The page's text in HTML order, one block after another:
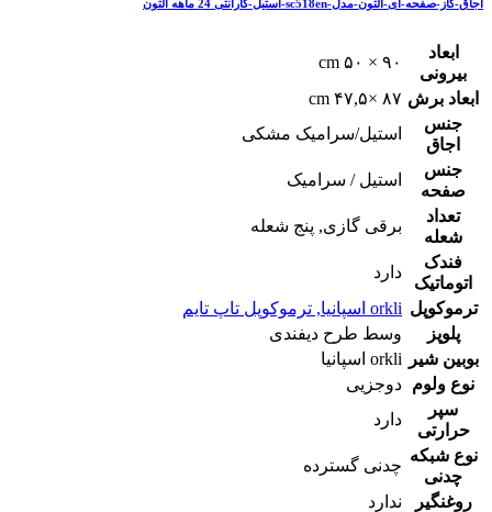
اجاق-گاز-صفحه-ای-آلتون-مدل-sc518en-استیل-گارانتی 24 ماهه آلتون
ابعاد
بیرونی
۹۰ × ۵۰ cm
ابعاد برش ۸۷ ×۴۷,۵ cm
جنس
اجاق
استیل/سرامیک مشکی
جنس
صفحه
استیل / سرامیک
تعداد
شعله
برقی گازی, پنج شعله
فندک
اتوماتیک
دارد
ترموکوپل orkli اسپانیا, ترموکوپل تاپ تایم
پلوپز
وسط طرح دیفندی
بوبین شیر
orkli اسپانیا
نوع ولوم دوجزیی
سپر
حرارتی
دارد
نوع شبکه
چدنی
چدنی گسترده
روغنگیر
ندارد